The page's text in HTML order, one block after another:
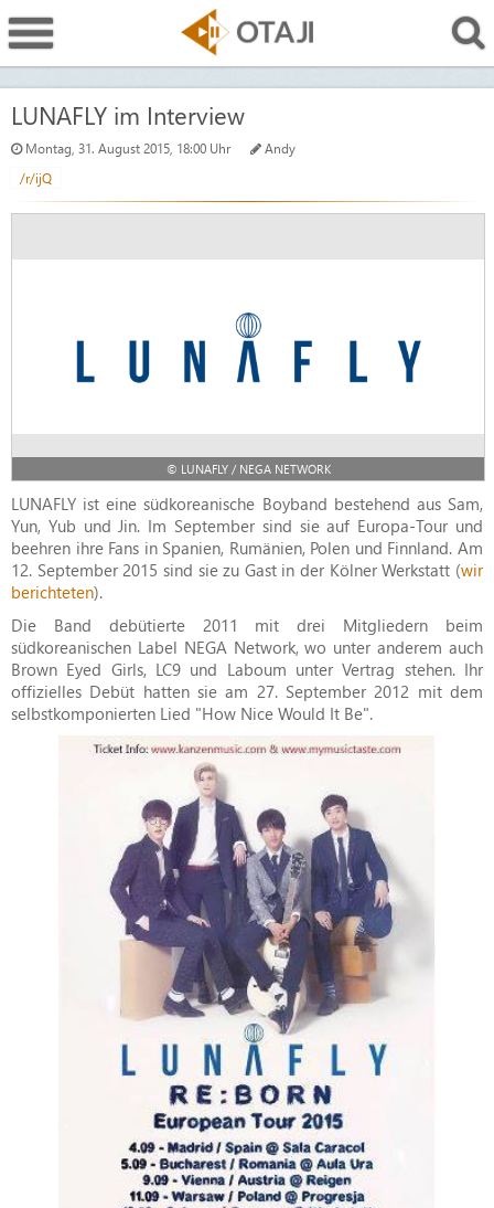
LUNAFLY im Interview
Montag, 31. August 2015, 18:00 Uhr
Andy
/r/ijQ
© LUNAFLY / NEGA NETWORK
LUNAFLY ist eine südkoreanische Boyband bestehend aus Sam,
Yun, Yub und Jin. Im September sind sie auf Europa-Tour und
beehren ihre Fans in Spanien, Rumänien, Polen und Finnland. Am
12. September 2015 sind sie zu Gast in der Kölner Werkstatt (wir
berichteten).
Die Band debütierte 2011 mit drei Mitgliedern beim
südkoreanischen Label NEGA Network, wo unter anderem auch
Brown Eyed Girls, LC9 und Laboum unter Vertrag stehen. Ihr
offizielles Debüt hatten sie am 27. September 2012 mit dem
selbstkomponierten Lied "How Nice Would It Be".